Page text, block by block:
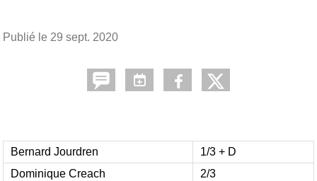
Publié le 29 sept. 2020
Bernard Jourdren
1/3 + D
Dominique Creach
2/3